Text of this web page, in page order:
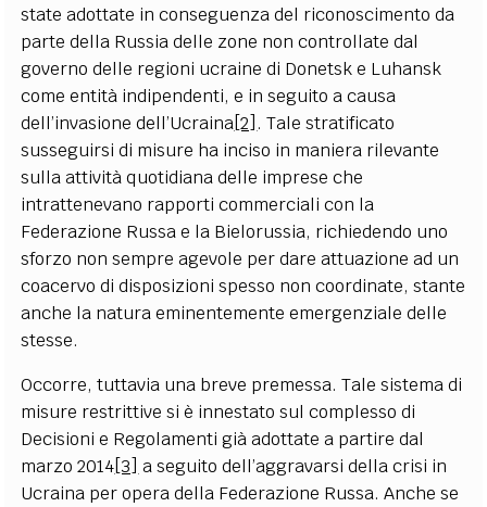
state adottate in conseguenza del riconoscimento da
parte della Russia delle zone non controllate dal
governo delle regioni ucraine di Donetsk e Luhansk
come entità indipendenti, e in seguito a causa
dell’invasione dell’Ucraina[2] . Tale stratificato
susseguirsi di misure ha inciso in maniera rilevante
sulla attività quotidiana delle imprese che
intrattenevano rapporti commerciali con la
Federazione Russa e la Bielorussia, richiedendo uno
sforzo non sempre agevole per dare attuazione ad un
coacervo di disposizioni spesso non coordinate, stante
anche la natura eminentemente emergenziale delle
stesse.
Occorre, tuttavia una breve premessa. Tale sistema di
misure restrittive si è innestato sul complesso di
Decisioni e Regolamenti già adottate a partire dal
marzo 2014[3] a seguito dell’aggravarsi della crisi in
Ucraina per opera della Federazione Russa. Anche se